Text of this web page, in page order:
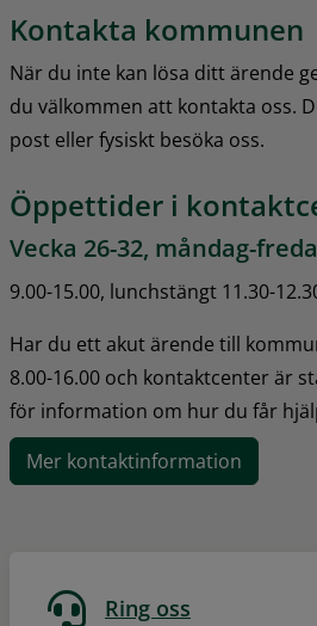
Kontakta kommunen
När du inte kan lösa ditt ärende
du välkommen att kontakta oss.
post eller fysiskt besöka oss.
Öppettider i
Vecka 26-32, måndag-
9.00-15.00, lunchstängt 11.30-
Har du ett akut ärende till
8.00-16.00 och kontaktcenter är
för information om hur du får
Mer kontaktinformation
Ring oss